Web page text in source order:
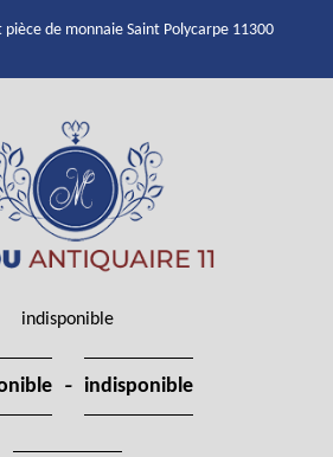
de monnaie Saint Polycarpe 11300
indisponible
- indisponible